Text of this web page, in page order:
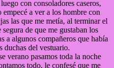
con consoladores caseros,
empecé a ver a los hombre con
las que me metía, al terminar el
de que me gustaban los
a algunos compañeros que había
duchas del vestuario.
verano pasamos toda la noche
todo, le confesé que me